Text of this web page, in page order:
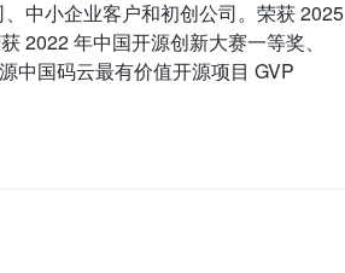
中小企业客户和初创公司。荣获 2025
2022 年中国开源创新大赛一等奖、
中国码云最有价值开源项目 GVP